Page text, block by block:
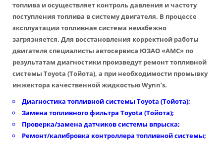
топлива и осуществляет контроль давления и частоту
поступления топлива в систему двигателя. В процессе
эксплуатации топливная система неизбежно
загрязняется. Для восстановления корректной работы
двигателя специалисты автосервиса ЮЗАО «АМС» по
результатам диагностики произведут ремонт топливной
системы Toyota (Тойота), а при необходимости промывку
инжектора качественной жидкостью Wynn’s.
Диагностика топливной системы Toyota (Тойота);
Замена топливного фильтра Toyota (Тойота);
Проверка/замена датчиков системы впрыска;
Ремонт/калибровка контроллера топливной системы;